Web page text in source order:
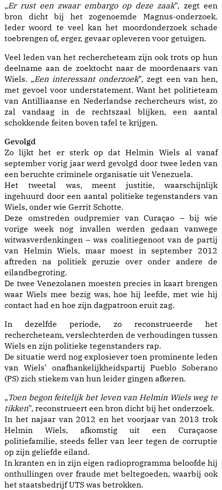
„Er rust een zwaar embargo op deze zaak”, zegt een
bron dicht bij het zogenoemde Magnus-onderzoek.
Ieder woord te veel kan het moordonderzoek schade
toebrengen of, erger, gevaar opleveren voor getuigen.
Veel leden van het rechercheteam zijn ook trots op hun
deelname aan de zoektocht naar de moordenaars van
Wiels. „Een interessant onderzoek”, zegt een van hen,
met gevoel voor understatement. Want het politieteam
van Antilliaanse en Nederlandse rechercheurs wist, zo
zal vandaag in de rechtszaal blijken, een aantal
schokkende feiten boven tafel te krijgen.
Gevolgd
Zo lijkt het er sterk op dat Helmin Wiels al vanaf
september vorig jaar werd gevolgd door twee leden van
een beruchte criminele organisatie uit Venezuela.
Het tweetal was, meent justitie, waarschijnlijk
ingehuurd door een aantal politieke tegenstanders van
Wiels, onder wie Gerrit Schotte.
Deze omstreden oudpremier van Curaçao – bij wie
vorige week nog invallen werden gedaan vanwege
witwasverdenkingen – was coalitiegenoot van de partij
van Helmin Wiels, maar moest in september 2012
aftreden na politiek geruzie over onder andere de
eilandbegroting.
De twee Venezolanen moesten precies in kaart brengen
waar Wiels mee bezig was, hoe hij leefde, met wie hij
contact had en hoe zijn dagpatroon eruit zag.
In dezelfde periode, zo reconstrueerde het
rechercheteam, verslechterden de verhoudingen tussen
Wiels en zijn politieke tegenstanders rap.
De situatie werd nog explosiever toen prominente leden
van Wiels’ onafhankelijkheidspartij Pueblo Soberano
(PS) zich stiekem van hun leider gingen afkeren.
„Toen begon feitelijk het leven van Helmin Wiels weg te
tikken”, reconstrueert een bron dicht bij het onderzoek.
In het najaar van 2012 en het voorjaar van 2013 trok
Helmin Wiels, afkomstig uit een Curaçaose
politiefamilie, steeds feller van leer tegen de corruptie
op zijn geliefde eiland.
In kranten en in zijn eigen radioprogramma beloofde hij
onthullingen over fraude met beltegoeden, waarbij ook
het staatsbedrijf UTS was betrokken.